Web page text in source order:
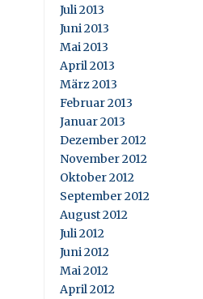
Juli 2013
Juni 2013
Mai 2013
April 2013
März 2013
Februar 2013
Januar 2013
Dezember 2012
November 2012
Oktober 2012
September 2012
August 2012
Juli 2012
Juni 2012
Mai 2012
April 2012